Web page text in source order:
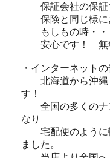
保証会社の保証
保険と同じ様に
もしもの時・・
安心です！ 無料
・インターネット
北海道から沖縄
す！
全国の多くのナ
なり
宅配便のように
ました。